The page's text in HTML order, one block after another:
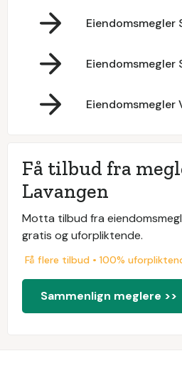
Eiendomsmegler
Eiendomsmegler
Eiendomsmegler
Få tilbud fra
Lavangen
Motta tilbud fra
gratis og uforpliktende.
Få flere tilbud • 100%
Sammenlign meglere >>